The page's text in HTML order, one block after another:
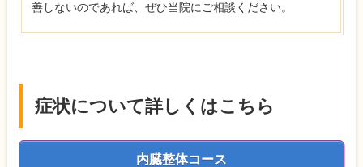
善しないのであれば、ぜひ当院にご相談ください。
症状について詳しくはこちら
内臓整体コース